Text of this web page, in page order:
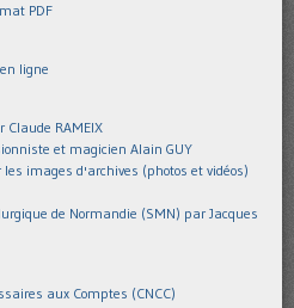
PDF
ligne
RAMEIX
et magicien Alain GUY
images d'archives (photos et vidéos)
de Normandie (SMN) par Jacques
aux Comptes (CNCC)